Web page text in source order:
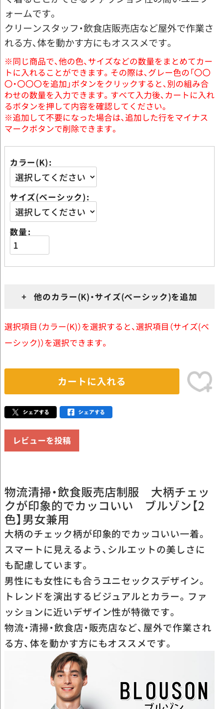
ォームです。
クリーンスタッフ・飲食店販売店など屋外で作業さ
れる方、体を動かす方にもオススメです。
※同じ商品で、他の色、サイズなどの数量をまとめてカー
トに入れることができます。その際は、グレー色の「〇〇
〇・〇〇〇を追加」ボタンをクリックすると、別の組み合
わせの数量を入力できます。すべて入力後、カートに入れ
るボタンを押して内容を確認してください。
※追加して不要になった場合は、追加した行をマイナス
マークボタンで削除できます。
カラー(K)
サイズ(ベーシック)
数量
+ 他のカラー(K)・サイズ(ベーシック)を追加
選択項目（カラー(K)）を選択すると、選択項目（サイズ(ベ
ーシック)）を選択できます。
カートに入れる
レビューを投稿
物流清掃・飲食販売店制服 大柄チェッ
クが印象的でカッコいい ブルゾン【2
色】男女兼用
大柄のチェック柄が印象的でカッコいい一着。
スマートに見えるよう、シルエットの美しさに
も配慮しています。
男性にも女性にも合うユニセックスデザイン。
トレンドを演出するビジュアルとカラー。ファ
ッションに近いデザイン性が特徴です。
物流・清掃・飲食店・販売店など、屋外で作業され
る方、体を動かす方にもオススメです。